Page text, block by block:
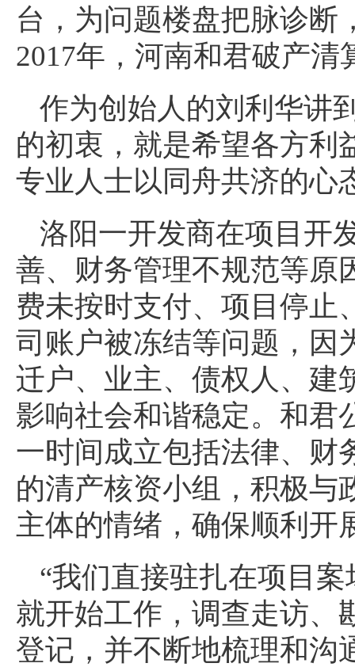
台，为问题楼盘把脉诊断
2017年，河南和君破产
作为创始人的刘利华讲
的初衷，就是希望各方利
专业人士以同舟共济的心
洛阳一开发商在项目开
善、财务管理不规范等原
费未按时支付、项目停止
司账户被冻结等问题，因
迁户、业主、债权人、建
影响社会和谐稳定。和君
一时间成立包括法律、财
的清产核资小组，积极与
主体的情绪，确保顺利开
“我们直接驻扎在项目
就开始工作，调查走访、
登记，并不断地梳理和沟